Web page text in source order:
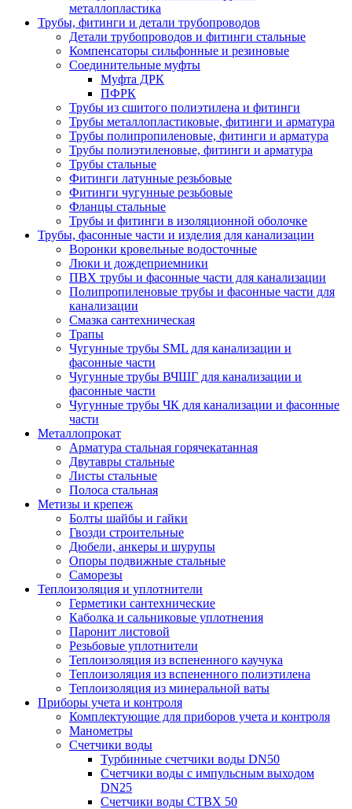
металлопластика
Трубы, фитинги и детали трубопроводов
Детали трубопроводов и фитинги стальные
Компенсаторы сильфонные и резиновые
Соединительные муфты
Муфта ДРК
ПФРК
Трубы из сшитого полиэтилена и фитинги
Трубы металлопластиковые, фитинги и арматура
Трубы полипропиленовые, фитинги и арматура
Трубы полиэтиленовые, фитинги и арматура
Трубы стальные
Фитинги латунные резьбовые
Фитинги чугунные резьбовые
Фланцы стальные
Трубы и фитинги в изоляционной оболочке
Трубы, фасонные части и изделия для канализации
Воронки кровельные водосточные
Люки и дождеприемники
ПВХ трубы и фасонные части для канализации
Полипропиленовые трубы и фасонные части для
канализации
Смазка сантехническая
Трапы
Чугунные трубы SML для канализации и
фасонные части
Чугунные трубы ВЧШГ для канализации и
фасонные части
Чугунные трубы ЧК для канализации и фасонные
части
Металлопрокат
Арматура стальная горячекатанная
Двутавры стальные
Листы стальные
Полоса стальная
Метизы и крепеж
Болты шайбы и гайки
Гвозди строительные
Дюбели, анкеры и шурупы
Опоры подвижные стальные
Саморезы
Теплоизоляция и уплотнители
Герметики сантехнические
Каболка и сальниковые уплотнения
Паронит листовой
Резьбовые уплотнители
Теплоизоляция из вспененного каучука
Теплоизоляция из вспененного полиэтилена
Теплоизоляция из минеральной ваты
Приборы учета и контроля
Комплектующие для приборов учета и контроля
Манометры
Счетчики воды
Турбинные счетчики воды DN50
Счетчики воды с импульсным выходом
DN25
Счетчики воды СТВХ 50